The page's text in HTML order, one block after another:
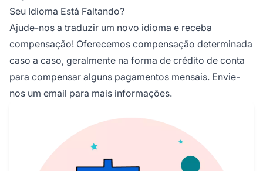
Seu Idioma Está Faltando?
Ajude-nos a traduzir um novo idioma e receba
compensação! Oferecemos compensação determinada
caso a caso, geralmente na forma de crédito de conta
para compensar alguns pagamentos mensais. Envie-
nos um email para mais informações.